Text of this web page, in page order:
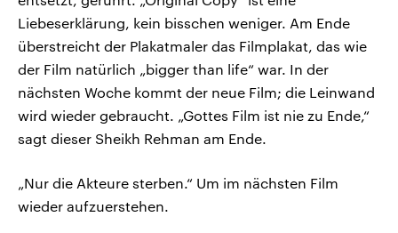
Liebeserklärung, kein bisschen weniger. Am Ende
überstreicht der Plakatmaler das Filmplakat, das wie
der Film natürlich „bigger than life“ war. In der
nächsten Woche kommt der neue Film; die Leinwand
wird wieder gebraucht. „Gottes Film ist nie zu Ende,“
sagt dieser Sheikh Rehman am Ende.
„Nur die Akteure sterben.“ Um im nächsten Film
wieder aufzuerstehen.